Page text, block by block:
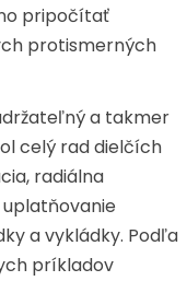
pripočítať
protismerných
a takmer
celý rad dielčích
radiálna
a vykládky. Podľa
príkladov